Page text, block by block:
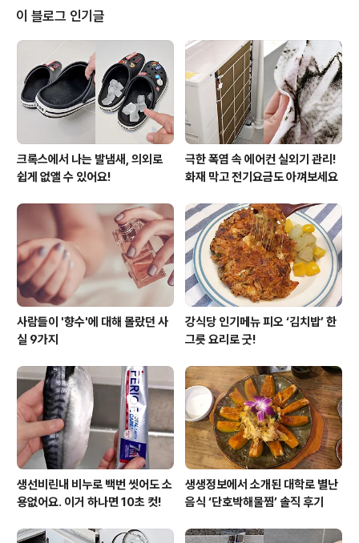
는 뭐니뭐니해도 이 땅콩버터죠! (스파게티2인분 기준) 땅
콩버터 넉넉하게 2큰술 넣고요. 여기에 간장1큰술, 다진마
늘1큰술, 참기름1/2큰술, 올리고당1/2큰술, 우유1큰술을
넣고 골고루 섞어주세요. 여기에 종이컵 반컵 분량의 물을
붓고 부드럽게 풀어주면 단짠단짠하고 고소한 땅콩소스가
완성돼요. 프라이팬에 오일..
이 블로그 인기글
크록스에서 나는 발냄새, 의외로
쉽게 없앨 수 있어요!
극한 폭염 속 에어컨 실외기 관리!
화재 막고 전기요금도 아껴보세요
사람들이 '향수'에 대해 몰랐던 사
실 9가지
강식당 인기메뉴 피오 ‘김치밥’ 한
그릇 요리로 굿!
생선비린내 비누로 백번 씻어도 소
용없어요. 이거 하나면 10초 컷!
생생정보에서 소개된 대학로 별난
음식 ‘단호박해물찜’ 솔직 후기